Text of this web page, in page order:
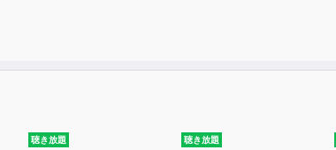
聴き放題 聴き放題